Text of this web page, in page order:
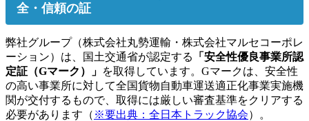
全・信頼の証
弊社グループ（株式会社丸勢運輸・株式会社マルセコーポレ
ーション）は、国土交通省が認定する
「安全性優良事業所認
定証（Gマーク）」 を取得しています。Gマークは、安全性
の高い事業所に対して全国貨物自動車運送適正化事業実施機
関が交付するもので、取得には厳しい審査基準をクリアする
必要があります（ ※要出典：全日本トラック協会）。